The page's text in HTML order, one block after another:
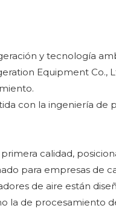
y tecnología
Equipment Co.,
con la ingeniería de
calidad,
para empresas de
de aire están
la de procesamiento